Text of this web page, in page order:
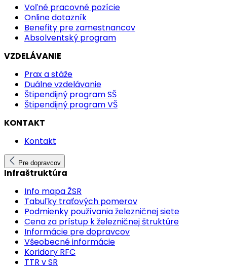
Voľné pracovné pozície
Online dotazník
Benefity pre zamestnancov
Absolventský program
VZDELÁVANIE
Prax a stáže
Duálne vzdelávanie
Štipendijný program SŠ
Štipendijný program VŠ
KONTAKT
Kontakt
Pre dopravcov
Infraštruktúra
Info mapa ŽSR
Tabuľky traťových pomerov
Podmienky používania železničnej siete
Cena za prístup k železničnej štruktúre
Informácie pre dopravcov
Všeobecné informácie
Koridory RFC
TTR v SR